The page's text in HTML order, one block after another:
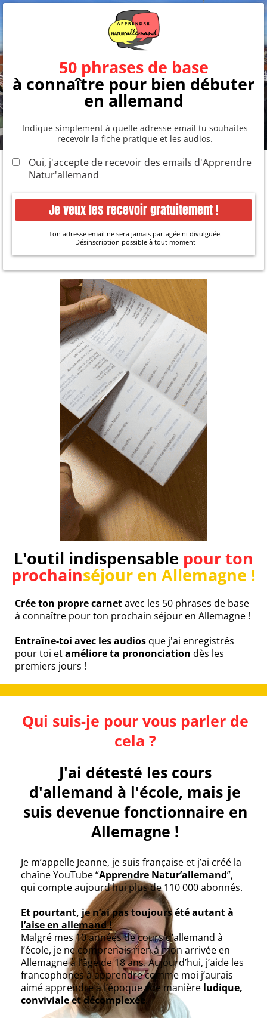
50 phrases de base
à connaître pour bien débuter
en allemand
Indique simplement à quelle adresse email tu souhaites
recevoir la fiche pratique et les audios.
Oui, j'accepte de recevoir des emails d'Apprendre
Natur'allemand
Je veux les recevoir gratuitement !
Ton adresse email ne sera jamais partagée ni divulguée.
Désinscription possible à tout moment
L'outil indispensable pour ton
prochainséjour en Allemagne !
Crée ton propre carnetavec les 50 phrases de base
à connaître pour ton prochain séjour en Allemagne !
Entraîne-toi avec les audios que j'ai enregistrés
pour toi etaméliore ta prononciation dès les
premiers jours !
Qui suis-je pour vous parler de
cela ?
J'ai détesté les cours
d'allemand à l'école, mais je
suis devenue fonctionnaire en
Allemagne !
Je m’appelle Jeanne, je suis française et j’ai créé la
chaîne YouTube “Apprendre Natur’allemand”,
qui compte aujourd’hui plus de 110 000 abonnés.
Et pourtant, je n’ai pas toujours été autant à
l’aise en allemand !
Malgré mes 10 années de cours d’allemand à
l’école, je ne comprenais rien à mon arrivée en
Allemagne à l’âge de 18 ans. Aujourd’hui, j’aide les
francophones à apprendre comme moi j’aurais
aimé apprendre à l’époque : de manière ludique,
conviviale et décomplexée.